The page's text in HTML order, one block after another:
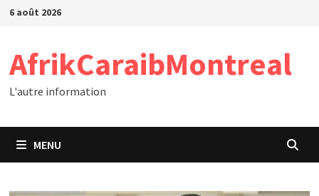
Passer
6 août 2026
AfrikCaraibMontreal
L'autre information
MENU